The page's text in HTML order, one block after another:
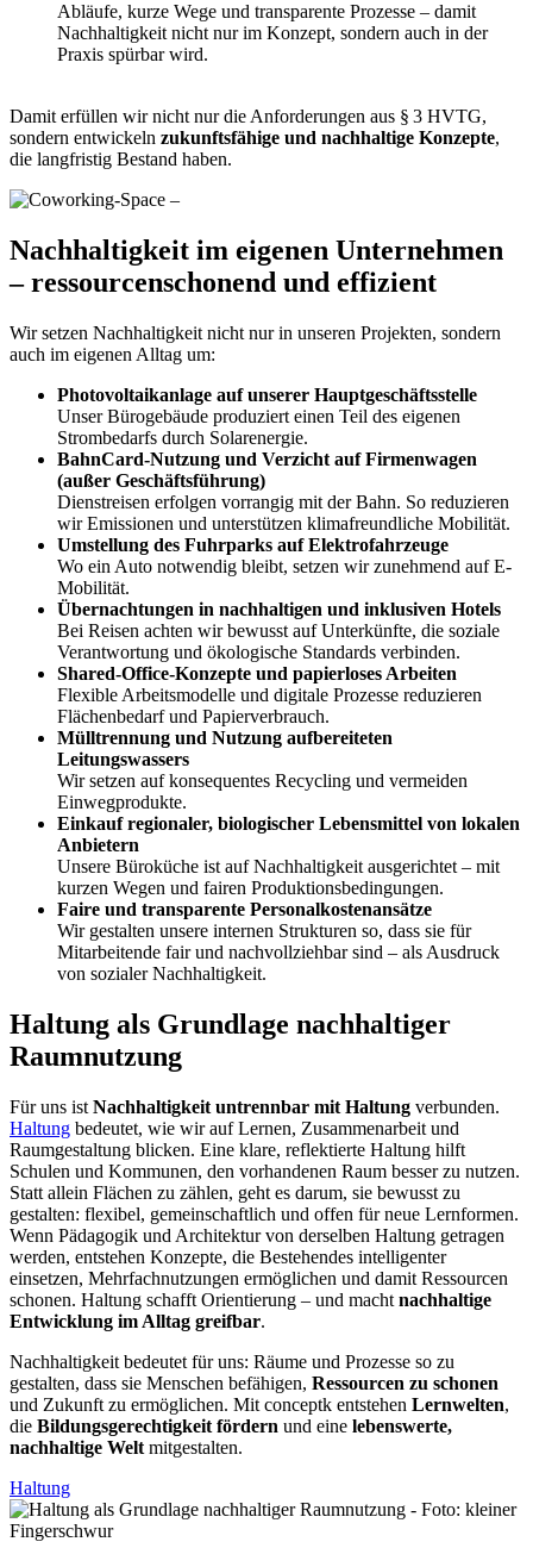
Abläufe, kurze Wege und transparente Prozesse – damit
Nachhaltigkeit nicht nur im Konzept, sondern auch in der
Praxis spürbar wird.
Damit erfüllen wir nicht nur die Anforderungen aus § 3 HVTG,
sondern entwickeln zukunftsfähige und nachhaltige Konzepte,
die langfristig Bestand haben.
Nachhaltigkeit im eigenen Unternehmen
– ressourcenschonend und effizient
Wir setzen Nachhaltigkeit nicht nur in unseren Projekten, sondern
auch im eigenen Alltag um:
Photovoltaikanlage auf unserer Hauptgeschäftsstelle
Unser Bürogebäude produziert einen Teil des eigenen
Strombedarfs durch Solarenergie.
BahnCard-Nutzung und Verzicht auf Firmenwagen
(außer Geschäftsführung)
Dienstreisen erfolgen vorrangig mit der Bahn. So reduzieren
wir Emissionen und unterstützen klimafreundliche Mobilität.
Umstellung des Fuhrparks auf Elektrofahrzeuge
Wo ein Auto notwendig bleibt, setzen wir zunehmend auf E-
Mobilität.
Übernachtungen in nachhaltigen und inklusiven Hotels
Bei Reisen achten wir bewusst auf Unterkünfte, die soziale
Verantwortung und ökologische Standards verbinden.
Shared-Office-Konzepte und papierloses Arbeiten
Flexible Arbeitsmodelle und digitale Prozesse reduzieren
Flächenbedarf und Papierverbrauch.
Mülltrennung und Nutzung aufbereiteten
Leitungswassers
Wir setzen auf konsequentes Recycling und vermeiden
Einwegprodukte.
Einkauf regionaler, biologischer Lebensmittel von lokalen
Anbietern
Unsere Büroküche ist auf Nachhaltigkeit ausgerichtet – mit
kurzen Wegen und fairen Produktionsbedingungen.
Faire und transparente Personalkostenansätze
Wir gestalten unsere internen Strukturen so, dass sie für
Mitarbeitende fair und nachvollziehbar sind – als Ausdruck
von sozialer Nachhaltigkeit.
Haltung als Grundlage nachhaltiger
Raumnutzung
Für uns ist Nachhaltigkeit untrennbar mit Haltung verbunden.
Haltung bedeutet, wie wir auf Lernen, Zusammenarbeit und
Raumgestaltung blicken. Eine klare, reflektierte Haltung hilft
Schulen und Kommunen, den vorhandenen Raum besser zu nutzen.
Statt allein Flächen zu zählen, geht es darum, sie bewusst zu
gestalten: flexibel, gemeinschaftlich und offen für neue Lernformen.
Wenn Pädagogik und Architektur von derselben Haltung getragen
werden, entstehen Konzepte, die Bestehendes intelligenter
einsetzen, Mehrfachnutzungen ermöglichen und damit Ressourcen
schonen. Haltung schafft Orientierung – und macht nachhaltige
Entwicklung im Alltag greifbar.
Nachhaltigkeit bedeutet für uns: Räume und Prozesse so zu
gestalten, dass sie Menschen befähigen, Ressourcen zu schonen
und Zukunft zu ermöglichen. Mit conceptk entstehen Lernwelten,
die Bildungsgerechtigkeit fördern und eine lebenswerte,
nachhaltige Welt mitgestalten.
Haltung